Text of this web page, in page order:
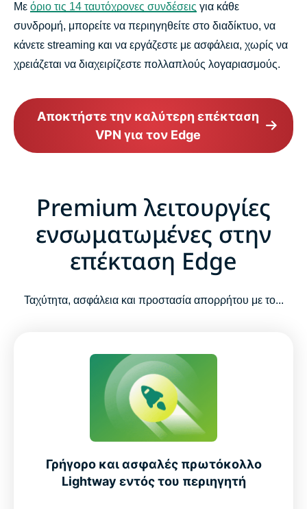
Με όριο τις 14 ταυτόχρονες συνδέσεις για κάθε
συνδρομή, μπορείτε να περιηγηθείτε στο διαδίκτυο, να
κάνετε streaming και να εργάζεστε με ασφάλεια, χωρίς να
χρειάζεται να διαχειρίζεστε πολλαπλούς λογαριασμούς.
Αποκτήστε την καλύτερη επέκταση
VPN για τον Edge
Premium λειτουργίες
ενσωματωμένες στην
επέκταση Edge
Ταχύτητα, ασφάλεια και προστασία απορρήτου με το...
Γρήγορο και ασφαλές πρωτόκολλο
Lightway εντός του περιηγητή